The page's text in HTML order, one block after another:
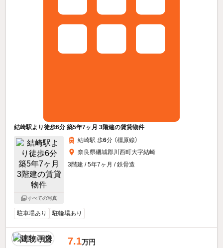
結崎駅より徒歩6分 築5年7ヶ月 3階建の賃貸物件
すべての写真
結崎駅 歩6分 （橿原線）
奈良県磯城郡川西町大字結崎
3階建 / 5年7ヶ月 / 鉄骨造
駐車場あり 駐輪場あり
7.1万円